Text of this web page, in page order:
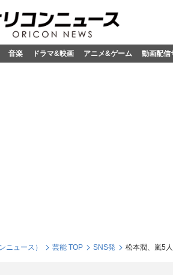
音楽 ドラマ&映画 アニメ&ゲーム 動画配信
ニュース） 芸能 TOP SNS発 松本潤、嵐5